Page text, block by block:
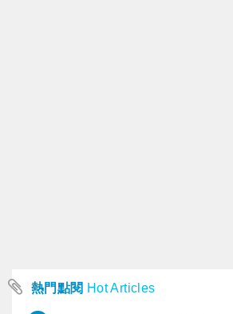
熱門點閱 Hot Articles